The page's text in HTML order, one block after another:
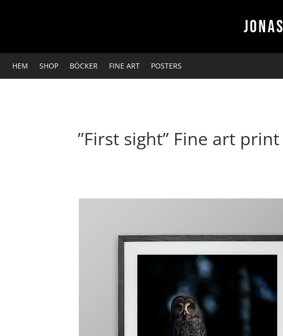
HEM SHOP BÖCKER FINE ART POSTERS
”First sight” Fine art print